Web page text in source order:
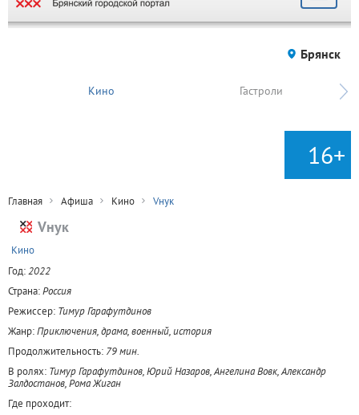
Брянск
Кино Гастроли
16+
Главная Афиша Кино Vнук
Vнук
Кино
Год:2022
Страна:Россия
Режиссер: Тимур Гарафутдинов
Жанр:Приключения, драма, военный, история
Продолжительность: 79 мин.
В ролях: Тимур Гарафутдинов, Юрий Назаров, Ангелина Вовк, Александр
Залдостанов, Рома Жиган
Где проходит: